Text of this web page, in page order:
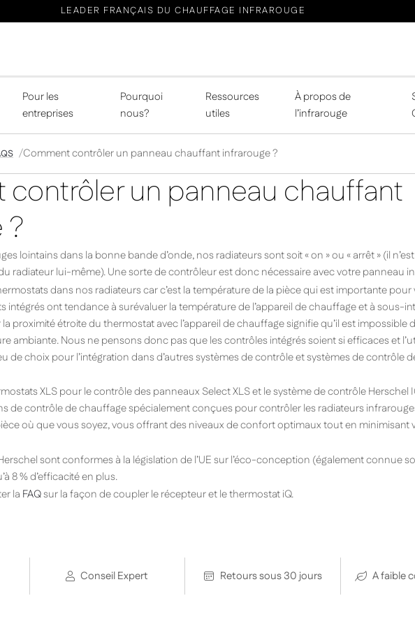
LEADER FRANÇAIS DU CHAUFFAGE INFRAROUGE
Pour les
entreprises
Pourquoi
nous?
Ressources
utiles
À propos de
l’infrarouge
Comment contrôler un panneau chauffant infrarouge ?
contrôler un panneau chauffant
?
lointains dans la bonne bande d’onde, nos radiateurs sont soit « on » ou « arrêt » (il
radiateur lui-même). Une sorte de contrôleur est donc nécessaire avec votre panneau
dans nos radiateurs car c’est la température de la pièce qui est importante
intégrés ont tendance à surévaluer la température de l’appareil de chauffage et à sous-
proximité étroite du thermostat avec l’appareil de chauffage signifie qu’il est impossible
ambiante. Nous ne pensons donc pas que les contrôles intégrés soient si efficaces et
de choix pour l’intégration dans d’autres systèmes de contrôle et systèmes de contrôle
XLS pour le contrôle des panneaux Select XLS et le système de contrôle Herschel
de contrôle de chauffage spécialement conçues pour contrôler les radiateurs
où que vous soyez, vous offrant des niveaux de confort optimaux tout en minimisant
sont conformes à la législation de l’UE sur l’éco-conception (également connue
8 % d’efficacité en plus.
la FAQsur la façon de coupler le récepteur et le thermostat iQ.
Conseil Expert Retours sous 30 jours A faible